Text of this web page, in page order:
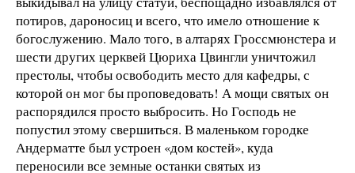
потиров, дароносиц и всего, что имело отношение к
богослужению. Мало того, в алтарях Гроссмюнстера и
шести других церквей Цюриха Цвингли уничтожил
престолы, чтобы освободить место для кафедры, с
которой он мог бы проповедовать! А мощи святых он
распорядился просто выбросить. Но Господь не
попустил этому свершиться. В маленьком городке
Андерматте был устроен «дом костей», куда
переносили все земные останки святых из